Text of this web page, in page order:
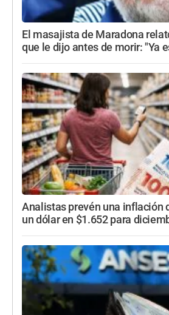
El masajista de Maradona
que le dijo antes de morir: "Ya
Analistas prevén una inflación
un dólar en $1.652 para